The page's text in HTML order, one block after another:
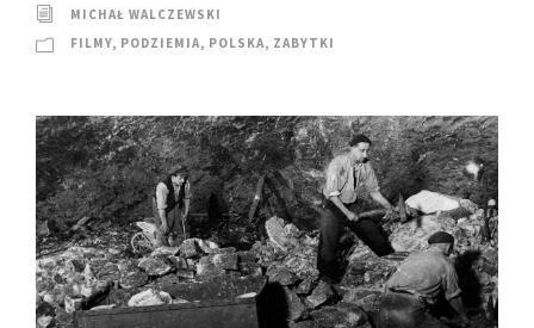
MICHAŁ WALCZEWSKI
FILMY, PODZIEMIA, POLSKA, ZABYTKI